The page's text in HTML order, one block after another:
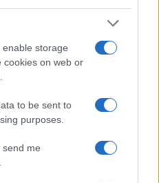
storage
cookies on web or
to be sent to
purposes.
send me
2 del aeropuerto